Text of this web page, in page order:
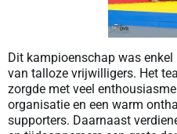
Dit kampioenschap was
van talloze vrijwilligers. Het
zorgde met veel
organisatie en een warm
supporters. Daarnaast